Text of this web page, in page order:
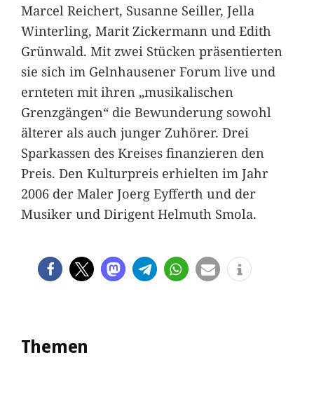
Marcel Reichert, Susanne Seiller, Jella
Winterling, Marit Zickermann und Edith
Grünwald. Mit zwei Stücken präsentierten
sie sich im Gelnhausener Forum live und
ernteten mit ihren „musikalischen
Grenzgängen“ die Bewunderung sowohl
älterer als auch junger Zuhörer. Drei
Sparkassen des Kreises finanzieren den
Preis. Den Kulturpreis erhielten im Jahr
2006 der Maler Joerg Eyfferth und der
Musiker und Dirigent Helmuth Smola.
Themen